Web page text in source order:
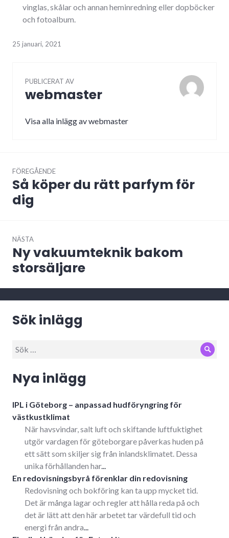
vinglas, skålar och annan heminredning eller dopböcker
och fotoalbum.
25 januari, 2021
PUBLICERAT AV
webmaster
Visa alla inlägg av webmaster
FÖREGÅENDE
Föregående
inlägg:
Så köper du rätt parfym för
dig
NÄSTA
Nästa
inlägg:
Ny vakuumteknik bakom
storsäljare
Sök inlägg
Sök
Sök
Nya inlägg
IPL i Göteborg – anpassad hudföryngring för
västkustklimat
När havsvindar, salt luft och skiftande luftfuktighet
utgör vardagen för göteborgare påverkas huden på
ett sätt som skiljer sig från inlandsklimatet. Dessa
unika förhållanden har...
En redovisningsbyrå förenklar din redovisning
Redovisning och bokföring kan ta upp mycket tid.
Det är många lagar och regler att hålla reda på och
det är lätt att den här arbetet tar värdefull tid och
energi från andra